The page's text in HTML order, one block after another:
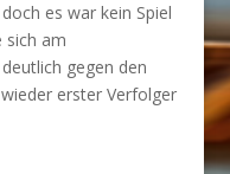
es war kein Spiel
sich am
gegen den
erster Verfolger